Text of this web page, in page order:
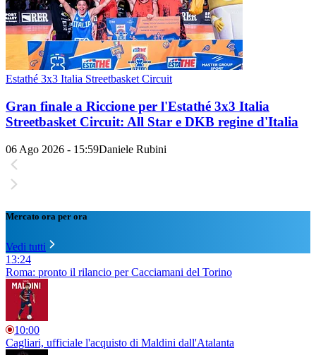
Estathé 3x3 Italia Streetbasket Circuit
Gran finale a Riccione per l'Estathé 3x3 Italia
Streetbasket Circuit: All Star e DKB regine d'Italia
06 Ago 2026 - 15:59Daniele Rubini
Mercato ora per ora
Vedi tutti
13:24
Roma: pronto il rilancio per Cacciamani del Torino
10:00
Cagliari, ufficiale l'acquisto di Maldini dall'Atalanta